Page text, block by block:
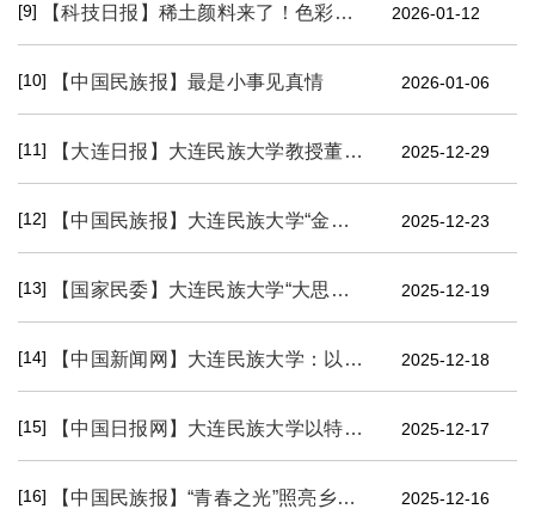
[9] 【科技日报】稀土颜料来了！色彩鲜艳又环保 2026-01-12
[10] 【中国民族报】最是小事见真情 2026-01-06
[11] 【大连日报】大连民族大学教授董斌：“顶天立地”作科研 深耕稀土廿二载 2025-12-29
[12] 【中国民族报】大连民族大学“金棘富民攻坚队”： 绿一片青山 富一方百姓 2025-12-23
[13] 【国家民委】大连民族大学“大思政课”专题网站正式上线 2025-12-19
[14] 【中国新闻网】大连民族大学：以爱为翼 向阳而生 2025-12-18
[15] 【中国日报网】大连民族大学以特色活动深化“铸牢”教育 2025-12-17
[16] 【中国民族报】“青春之光”照亮乡村大地 2025-12-16